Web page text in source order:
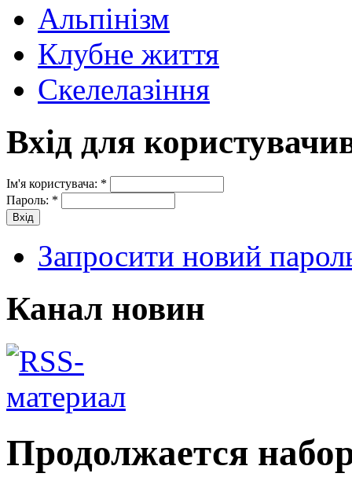
Альпінізм
Клубне життя
Скелелазіння
Вхід для
Ім'я користувача: *
Пароль: *
Запросити новий
Канал новин
Продолжается